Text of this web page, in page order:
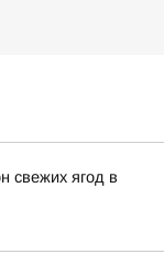
свежих ягод в